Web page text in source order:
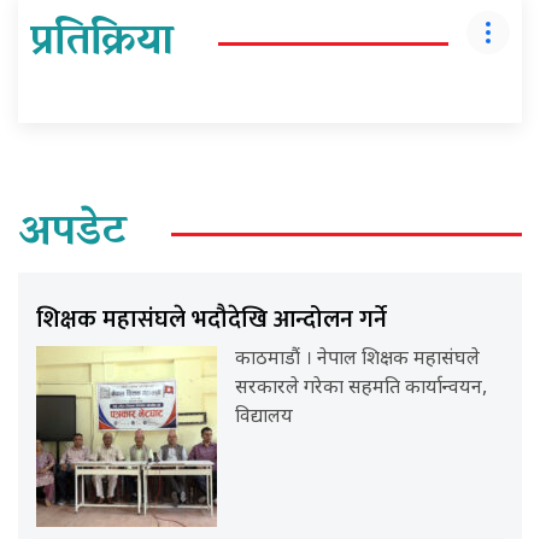
प्रतिक्रिया
अपडेट
शिक्षक महासंघले भदौदेखि आन्दोलन गर्ने
काठमाडौं । नेपाल शिक्षक महासंघले
सरकारले गरेका सहमति कार्यान्वयन,
विद्यालय